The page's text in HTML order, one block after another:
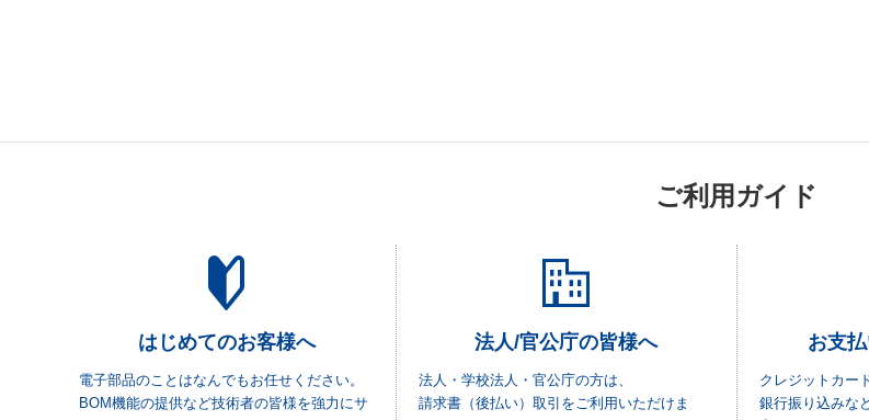
ご利用ガイド
はじめてのお客様へ
電子部品のことはなんでもお任せください。
BOM機能の提供など技術者の皆様を強力にサ
法人/官公庁の皆様へ
法人・学校法人・官公庁の方は、
請求書（後払い）取引をご利用いただけま
お支
クレジットカー
銀行振り込みな